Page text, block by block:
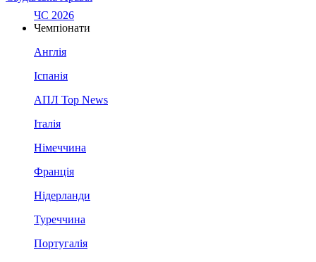
ЧС 2026
Чемпіонати
Англія
Іспанія
АПЛ Top News
Італія
Німеччина
Франція
Нідерланди
Туреччина
Португалія